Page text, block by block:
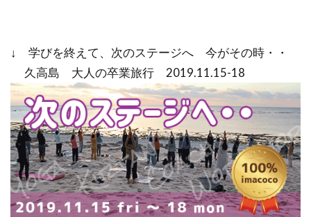
↓ 学びを終えて、次のステージへ 今がその時・・
久高島 大人の卒業旅行 2019.11.15-18